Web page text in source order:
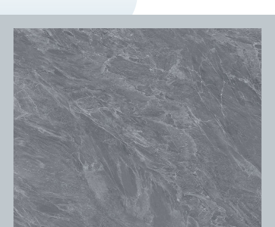
THƯ
TIN SỰ KIỆN
TIN CHUYÊN MÔN
LIÊN HỆ - TƯ